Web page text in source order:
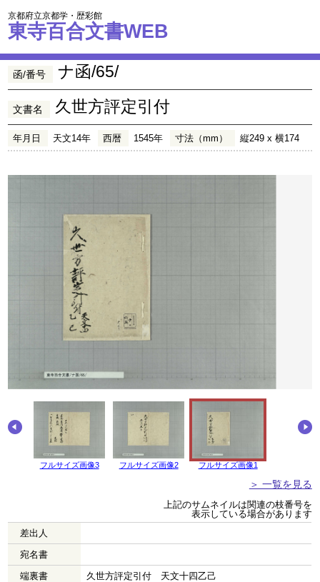
京都府立京都学・歴彩館
東寺百合文書WEB
函/番号 ナ函/65/
文書名 久世方評定引付
年月日 天文14年 西暦 1545年 寸法（mm） 縦249 x 横174
フルサイズ画像3 フルサイズ画像2 フルサイズ画像1
＞ 一覧を見る
上記のサムネイルは関連の枝番号を
表示している場合があります
差出人
宛名書
端裏書
久世方評定引付 天文十四乙己